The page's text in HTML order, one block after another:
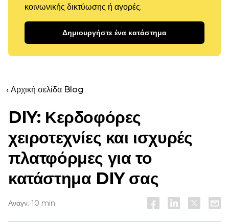
κοινωνικής δικτύωσης ή αγορές.
Δημιουργήστε ένα κατάστημα
‹ Αρχική σελίδα Blog
DIY: Κερδοφόρες
χειροτεχνίες και ισχυρές
πλατφόρμες για το
κατάστημα DIY σας
Αναγν. 10 min